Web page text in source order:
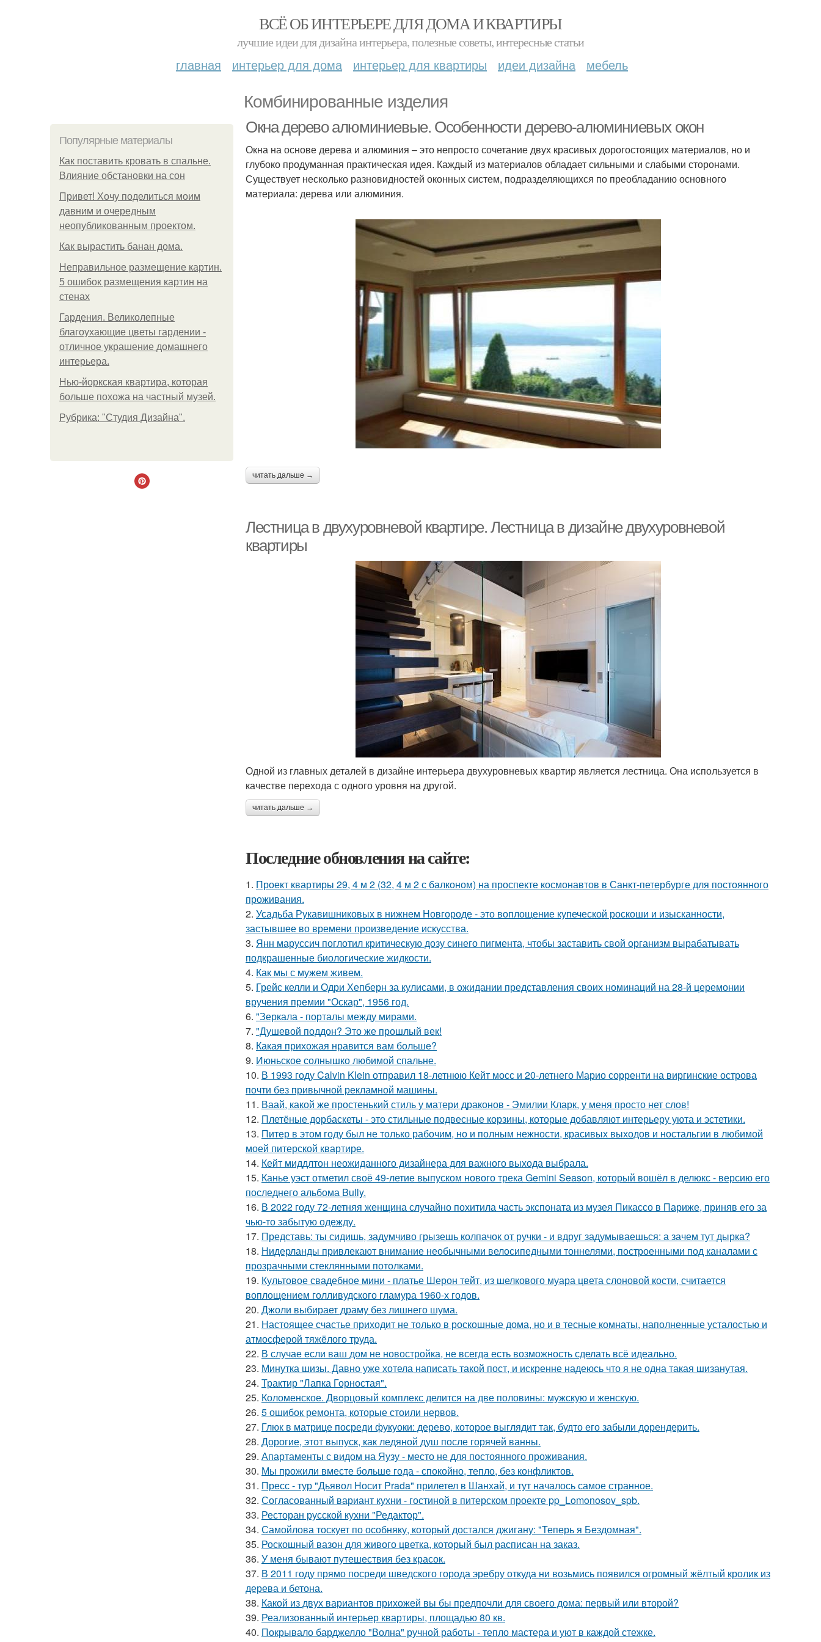
ВСЁ ОБ ИНТЕРЬЕРЕ ДЛЯ ДОМА И КВАРТИРЫ
лучшие идеи для дизайна интерьера, полезные советы, интересные статьи
главная интерьер для дома интерьер для квартиры идеи дизайна мебель
Комбинированные изделия
Популярные материалы
Как поставить кровать в спальне.
Влияние обстановки на сон
Привет! Хочу поделиться моим
давним и очередным
неопубликованным проектом.
Как вырастить банан дома.
Неправильное размещение картин.
5 ошибок размещения картин на
стенах
Гардения. Великолепные
благоухающие цветы гардении -
отличное украшение домашнего
интерьера.
Нью-йоркская квартира, которая
больше похожа на частный музей.
Рубрика: "Студия Дизайна".
Окна дерево алюминиевые. Особенности дерево-алюминиевых окон
Окна на основе дерева и алюминия – это непросто сочетание двух красивых дорогостоящих материалов, но и
глубоко продуманная практическая идея. Каждый из материалов обладает сильными и слабыми сторонами.
Существует несколько разновидностей оконных систем, подразделяющихся по преобладанию основного
материала: дерева или алюминия.
читать дальше →
Лестница в двухуровневой квартире. Лестница в дизайне двухуровневой
квартиры
Одной из главных деталей в дизайне интерьера двухуровневых квартир является лестница. Она используется в
качестве перехода с одного уровня на другой.
читать дальше →
Последние обновления на сайте:
1. Проект квартиры 29, 4 м 2 (32, 4 м 2 с балконом) на проспекте космонавтов в Санкт-петербурге для постоянного
проживания.
2. Усадьба Рукавишниковых в нижнем Новгороде - это воплощение купеческой роскоши и изысканности,
застывшее во времени произведение искусства.
3. Янн маруссич поглотил критическую дозу синего пигмента, чтобы заставить свой организм вырабатывать
подкрашенные биологические жидкости.
4. Как мы с мужем живем.
5. Грейс келли и Одри Хепберн за кулисами, в ожидании представления своих номинаций на 28-й церемонии
вручения премии "Оскар", 1956 год.
6. "Зеркала - порталы между мирами.
7. "Душевой поддон? Это же прошлый век!
8. Какая прихожая нравится вам больше?
9. Июньское солнышко любимой спальне.
10. В 1993 году Calvin Klein отправил 18-летнюю Кейт мосс и 20-летнего Марио сорренти на виргинские острова
почти без привычной рекламной машины.
11. Ваай, какой же простенький стиль у матери драконов - Эмилии Кларк, у меня просто нет слов!
12. Плетёные дорбаскеты - это стильные подвесные корзины, которые добавляют интерьеру уюта и эстетики.
13. Питер в этом году был не только рабочим, но и полным нежности, красивых выходов и ностальгии в любимой
моей питерской квартире.
14. Кейт миддлтон неожиданного дизайнера для важного выхода выбрала.
15. Канье уэст отметил своё 49-летие выпуском нового трека Gemini Season, который вошёл в делюкс - версию его
последнего альбома Bully.
16. В 2022 году 72-летняя женщина случайно похитила часть экспоната из музея Пикассо в Париже, приняв его за
чью-то забытую одежду.
17. Представь: ты сидишь, задумчиво грызешь колпачок от ручки - и вдруг задумываешься: а зачем тут дырка?
18. Нидерланды привлекают внимание необычными велосипедными тоннелями, построенными под каналами с
прозрачными стеклянными потолками.
19. Культовое свадебное мини - платье Шерон тейт, из шелкового муара цвета слоновой кости, считается
воплощением голливудского гламура 1960-х годов.
20. Джоли выбирает драму без лишнего шума.
21. Настоящее счастье приходит не только в роскошные дома, но и в тесные комнаты, наполненные усталостью и
атмосферой тяжёлого труда.
22. В случае если ваш дом не новостройка, не всегда есть возможность сделать всё идеально.
23. Минутка шизы. Давно уже хотела написать такой пост, и искренне надеюсь что я не одна такая шизанутая.
24. Трактир "Лапка Горностая".
25. Коломенское. Дворцовый комплекс делится на две половины: мужскую и женскую.
26. 5 ошибок ремонта, которые стоили нервов.
27. Глюк в матрице посреди фукуоки: дерево, которое выглядит так, будто его забыли дорендерить.
28. Дорогие, этот выпуск, как ледяной душ после горячей ванны.
29. Апартаменты с видом на Яузу - место не для постоянного проживания.
30. Мы прожили вместе больше года - спокойно, тепло, без конфликтов.
31. Пресс - тур "Дьявол Носит Prada" прилетел в Шанхай, и тут началось самое странное.
32. Согласованный вариант кухни - гостиной в питерском проекте pp_Lomonosov_spb.
33. Ресторан русской кухни "Редактор".
34. Самойлова тоскует по особняку, который достался джигану: "Теперь я Бездомная".
35. Роскошный вазон для живого цветка, который был расписан на заказ.
36. У меня бывают путешествия без красок.
37. В 2011 году прямо посреди шведского города эребру откуда ни возьмись появился огромный жёлтый кролик из
дерева и бетона.
38. Какой из двух вариантов прихожей вы бы предпочли для своего дома: первый или второй?
39. Реализованный интерьер квартиры, площадью 80 кв.
40. Покрывало барджелло "Волна" ручной работы - тепло мастера и уют в каждой стежке.